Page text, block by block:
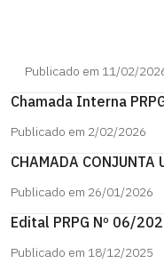
Publicado em 11/02/
Chamada Interna
Publicado em 2/02/2026
CHAMADA
Publicado em 26/01/2026
Edital PRPG Nº 06/
Publicado em 18/12/2025